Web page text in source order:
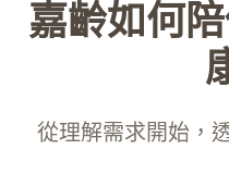
嘉齡如何
從理解需求開始，